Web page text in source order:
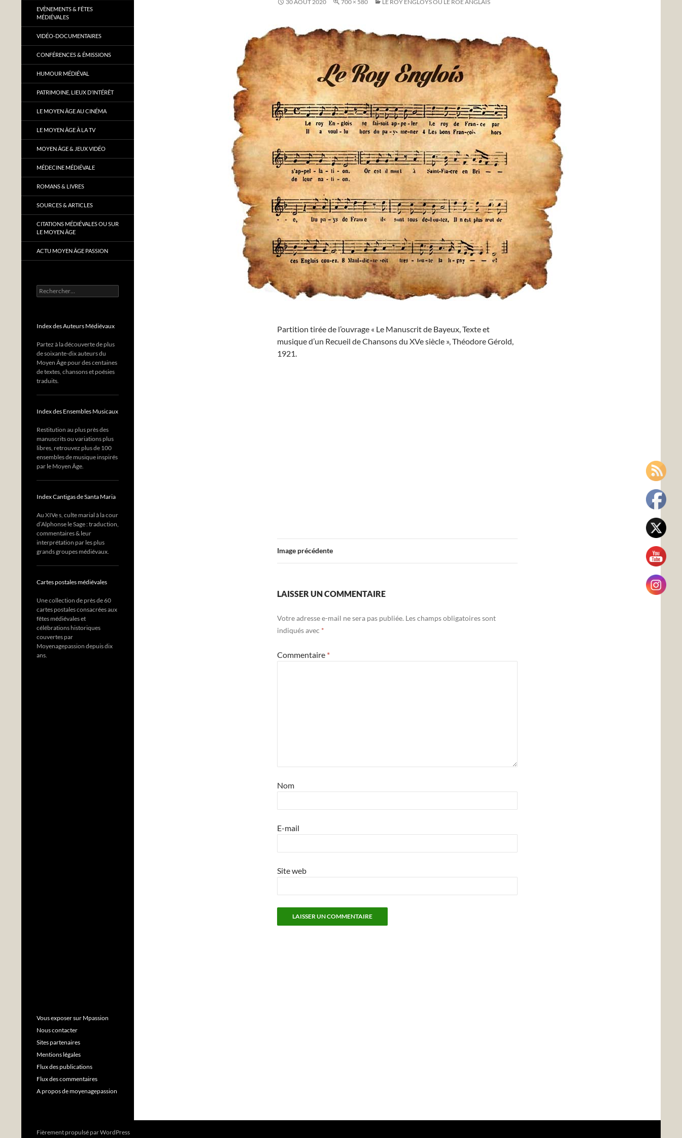
30 AOÛT 2020 700 × 580 LE ROY ENGLOYS OU LE ROÉ ANGLAIS
Partition tirée de l’ouvrage « Le Manuscrit de Bayeux, Texte et
musique d’un Recueil de Chansons du XVe siècle », Théodore Gérold,
1921.
Image précédente
LAISSER UN COMMENTAIRE
Votre adresse e-mail ne sera pas publiée. Les champs obligatoires sont
indiqués avec *
Commentaire *
Nom
E-mail
Site web
EVÈNEMENTS & FÊTES
MÉDIÉVALES
VIDÉO-DOCUMENTAIRES
CONFÉRENCES & ÉMISSIONS
HUMOUR MÉDIÉVAL
PATRIMOINE, LIEUX D’INTÉRÊT
LE MOYEN ÂGE AU CINÉMA
LE MOYEN ÂGE À LA TV
MOYEN ÂGE & JEUX VIDÉO
MÉDECINE MÉDIÉVALE
ROMANS & LIVRES
SOURCES & ARTICLES
CITATIONS MÉDIÉVALES OU SUR
LE MOYEN ÂGE
ACTU MOYEN ÂGE PASSION
Rechercher :
Index des Auteurs Médiévaux
Partez à la découverte de plus
de soixante-dix auteurs du
Moyen Âge pour des centaines
de textes, chansons et poésies
traduits.
Index des Ensembles Musicaux
Restitution au plus près des
manuscrits ou variations plus
libres, retrouvez plus de 100
ensembles de musique inspirés
par le Moyen Âge.
Index Cantigas de Santa Maria
Au XIVe s, culte marial à la cour
d’Alphonse le Sage : traduction,
commentaires & leur
interprétation par les plus
grands groupes médiévaux.
Cartes postales médiévales
Une collection de près de 60
cartes postales consacrées aux
fêtes médiévales et
célébrations historiques
couvertes par
Moyenagepassion depuis dix
ans.
Vous exposer sur Mpassion
Nous contacter
Sites partenaires
Mentions légales
Flux des publications
Flux des commentaires
A propos de moyenagepassion
Fièrement propulsé par WordPress